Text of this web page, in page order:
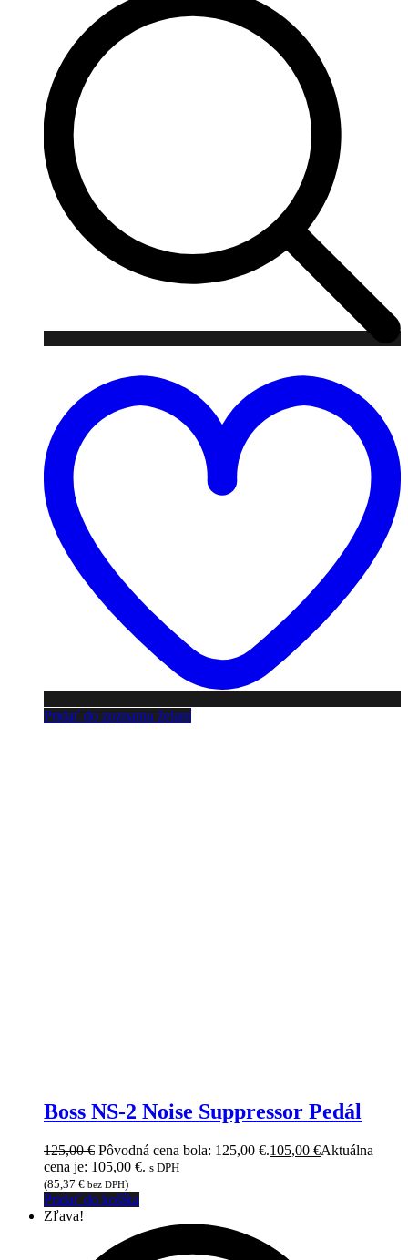
Pridať do zoznamu želaní
Boss NS-2 Noise Suppressor Pedál
125,00€ Pôvodná cena bola: 125,00 €.105,00 €Aktuálna
cena je: 105,00 €. s DPH
(85,37 € bez DPH)
Pridať do košíka
Zľava!